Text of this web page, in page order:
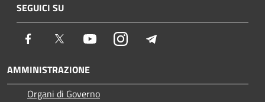
SEGUICI SU
Facebook Twitter YoutubeInstagram
AMMINISTRAZIONE
Organi di Governo